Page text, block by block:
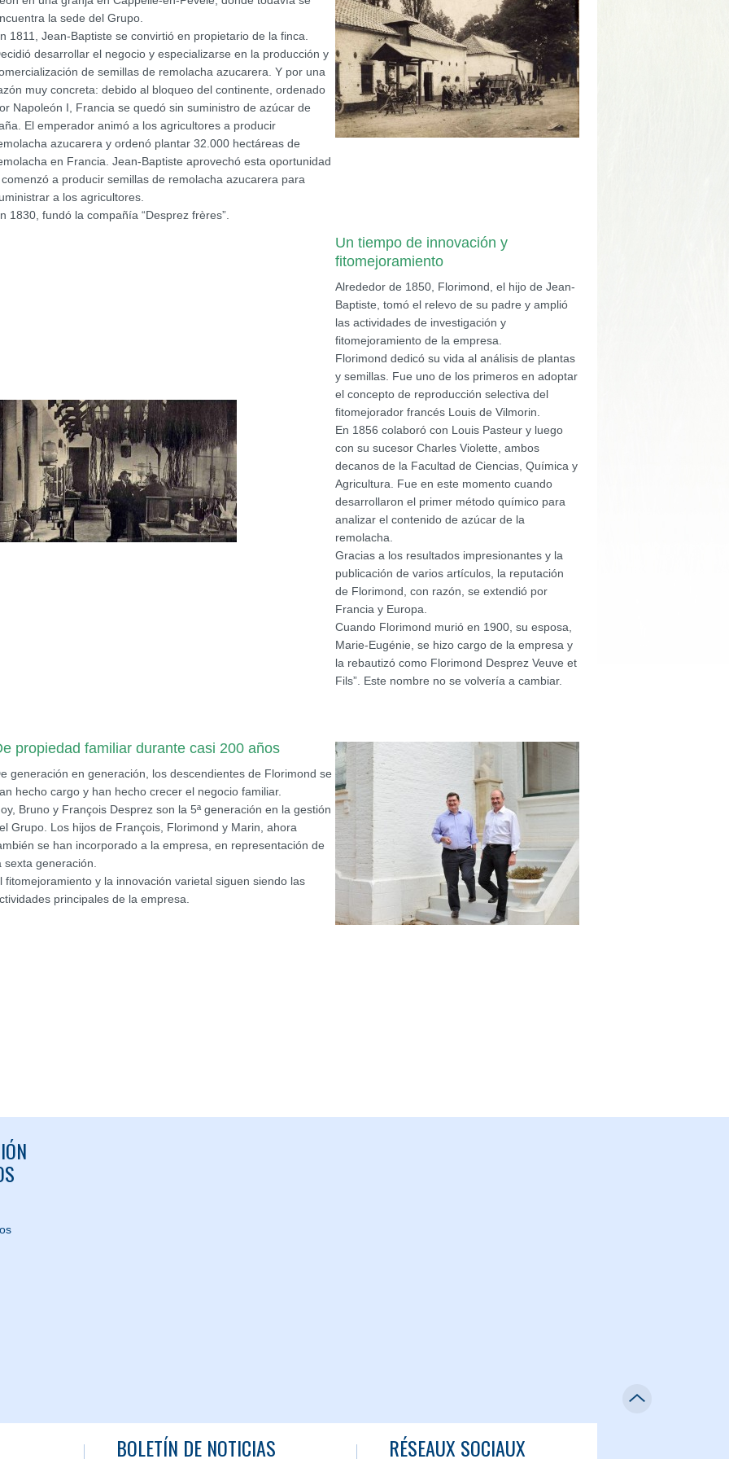
la sede del Grupo.
1811, Jean-Baptiste se convirtió en propietario de la finca.
desarrollar el negocio y especializarse en la producción y
de semillas de remolacha azucarera. Y por una
muy concreta: debido al bloqueo del continente, ordenado
Napoleón I, Francia se quedó sin suministro de azúcar de
El emperador animó a los agricultores a producir
azucarera y ordenó plantar 32.000 hectáreas de
en Francia. Jean-Baptiste aprovechó esta oportunidad
a producir semillas de remolacha azucarera para
a los agricultores.
1830, fundó la compañía “Desprez frères”.
Un tiempo de innovación y
fitomejoramiento
Alrededor de 1850, Florimond, el hijo de Jean-
Baptiste, tomó el relevo de su padre y amplió
las actividades de investigación y
fitomejoramiento de la empresa.
Florimond dedicó su vida al análisis de plantas
y semillas. Fue uno de los primeros en adoptar
el concepto de reproducción selectiva del
fitomejorador francés Louis de Vilmorin.
En 1856 colaboró ​​con Louis Pasteur y luego
con su sucesor Charles Violette, ambos
decanos de la Facultad de Ciencias, Química y
Agricultura. Fue en este momento cuando
desarrollaron el primer método químico para
analizar el contenido de azúcar de la
remolacha.
Gracias a los resultados impresionantes y la
publicación de varios artículos, la reputación
de Florimond, con razón, se extendió por
Francia y Europa.
Cuando Florimond murió en 1900, su esposa,
Marie-Eugénie, se hizo cargo de la empresa y
la rebautizó como Florimond Desprez Veuve et
Fils”. Este nombre no se volvería a cambiar.
propiedad familiar durante casi 200 años
generación en generación, los descendientes de Florimond se
hecho cargo y han hecho crecer el negocio familiar.
Bruno y François Desprez son la 5ª generación en la gestión
Grupo. Los hijos de François, Florimond y Marin, ahora
se han incorporado a la empresa, en representación de
sexta generación.
fitomejoramiento y la innovación varietal siguen siendo las
principales de la empresa.
BOLETÍN DE NOTICIAS RÉSEAUX SOCIAUX